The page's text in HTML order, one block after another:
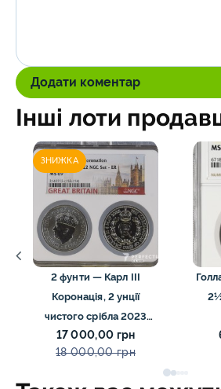
Додати коментар
Інші лоти
ЗНИЖКА
2 фунти — Карл III
Коронація, 2 унції
чистого срібла 2023
ms69 NGC
17 000,00 грн
18 000,00 грн